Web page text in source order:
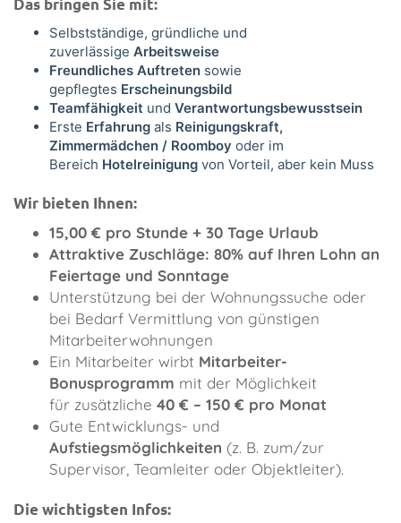
Das bringen Sie mit:
Selbstständige, gründliche und
zuverlässige Arbeitsweise
Freundliches Auftreten sowie
gepflegtes Erscheinungsbild
Teamfähigkeit und Verantwortungsbewusstsein
Erste Erfahrung als Reinigungskraft,
Zimmermädchen / Roomboy oder im
Bereich Hotelreinigung von Vorteil, aber kein Muss
Wir bieten Ihnen:
15,00 € pro Stunde + 30 Tage Urlaub
Attraktive Zuschläge: 80% auf Ihren Lohn an
Feiertage und Sonntage
Unterstützung bei der Wohnungssuche oder
bei Bedarf Vermittlung von günstigen
Mitarbeiterwohnungen
Ein Mitarbeiter wirbt Mitarbeiter-
Bonusprogramm mit der Möglichkeit
für zusätzliche 40 € – 150 € pro Monat
Gute Entwicklungs- und
Aufstiegsmöglichkeiten (z. B. zum/zur
Supervisor, Teamleiter oder Objektleiter).
Die wichtigsten Infos: